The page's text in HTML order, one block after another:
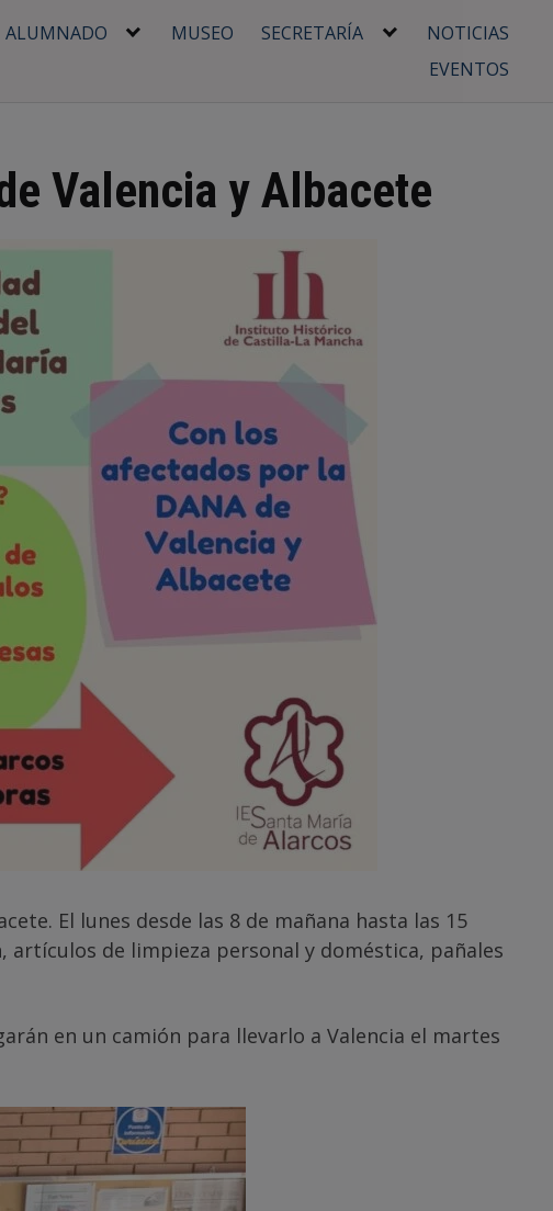
ALUMNADO MUSEO SECRETARÍA
NOTICIAS
EVENTOS
Valencia y Albacete
El lunes desde las 8 de mañana hasta las 15
de limpieza personal y doméstica, pañales
en un camión para llevarlo a Valencia el martes